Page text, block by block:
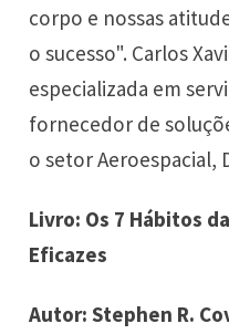
corpo e nossas
o sucesso". Carlos
especializada em
fornecedor de
o setor Aeroespacial,
Livro: Os 7 Hábitos
Eficazes
Autor: Stephen R.